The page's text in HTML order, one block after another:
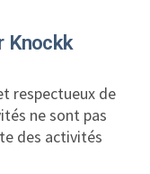
Knockk
respectueux de
ne sont pas
des activités